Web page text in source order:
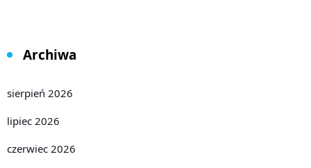
Archiwa
sierpień 2026
lipiec 2026
czerwiec 2026